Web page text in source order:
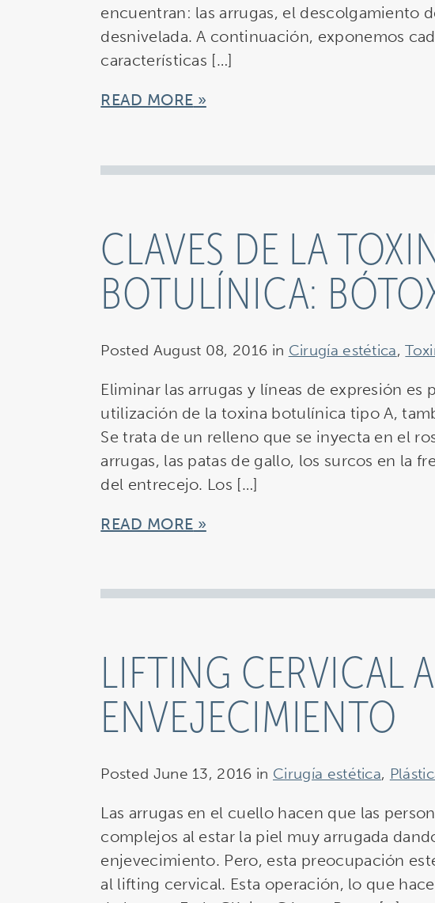
encuentran: las arrugas, el descolgamiento
desnivelada. A continuación, exponemos
características […]
READ MORE
CLAVES DE LA
BOTULÍNICA:
Posted August 08, 2016 in Cirugía estética,
Eliminar las arrugas y líneas de expresión es
utilización de la toxina botulínica tipo A,
Se trata de un relleno que se inyecta en el
arrugas, las patas de gallo, los surcos en la
del entrecejo. Los […]
READ MORE
LIFTING CERVICAL
ENVEJECIMIENTO
Posted June 13, 2016 in Cirugía estética,
Las arrugas en el cuello hacen que las
complejos al estar la piel muy arrugada
enjevecimiento. Pero, esta preocupación
al lifting cervical. Esta operación, lo que